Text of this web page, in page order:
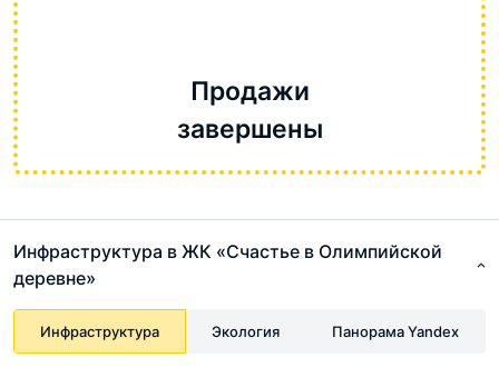
Продажи
завершены
Инфраструктура в ЖК «Счастье в Олимпийской
деревне»
Инфраструктура Экология Панорама Yandex